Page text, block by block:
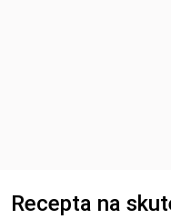
Recepta na